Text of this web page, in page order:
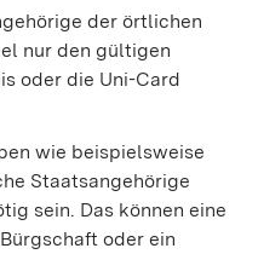
der örtlichen
nur den gültigen
oder die Uni-Card
wie beispielsweise
Staatsangehörige
sein. Das können eine
oder ein